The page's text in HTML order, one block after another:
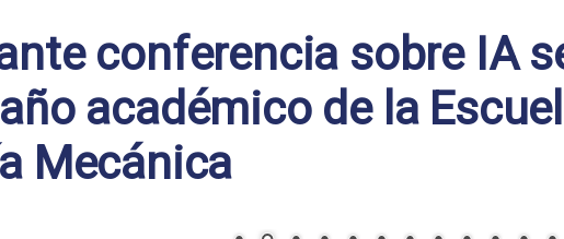
conferencia sobre IA
académico de la
Mecánica